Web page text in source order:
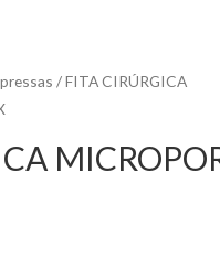
/ FITA CIRÚRGICA